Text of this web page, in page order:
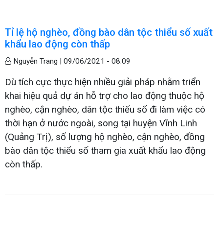
Tỉ lệ hộ nghèo, đồng bào dân tộc thiểu số xuất
khẩu lao động còn thấp
Nguyễn Trang | 09/06/2021 - 08:09
Dù tích cực thực hiện nhiều giải pháp nhằm triển
khai hiệu quả dự án hỗ trợ cho lao động thuộc hộ
nghèo, cận nghèo, dân tộc thiểu số đi làm việc có
thời hạn ở nước ngoài, song tại huyện Vĩnh Linh
(Quảng Trị), số lượng hộ nghèo, cận nghèo, đồng
bào dân tộc thiểu số tham gia xuất khẩu lao động
còn thấp.